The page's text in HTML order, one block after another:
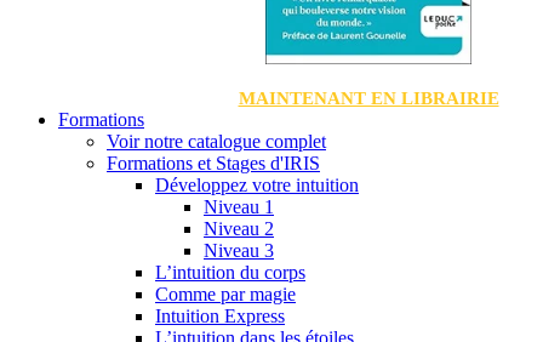
MAINTENANT EN LIBRAIRIE
Formations
Voir notre catalogue complet
Formations et Stages d'IRIS
Développez votre intuition
Niveau 1
Niveau 2
Niveau 3
L’intuition du corps
Comme par magie
Intuition Express
L’intuition dans les étoiles